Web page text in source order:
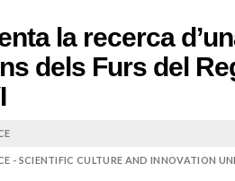
la recerca
dels Furs del
- SCIENTIFIC CULTURE AND INNOVATION